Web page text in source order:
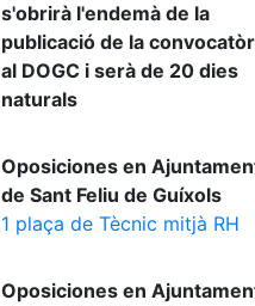
s'obrirà l'endemà de la
publicació de la
al DOGC i serà de 20 dies
naturals
Oposiciones en
de Sant Feliu de Guíxols
1 plaça de Tècnic mitjà RH
Oposiciones en